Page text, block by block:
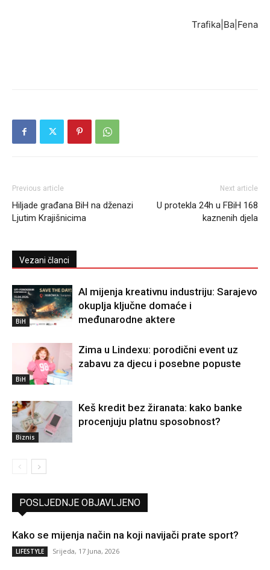
Trafika|Ba|Fena
Previous article
Hiljade građana BiH na dženazi
Ljutim Krajišnicima
Next article
U protekla 24h u FBiH 168
kaznenih djela
Vezani članci
BiH
AI mijenja kreativnu industriju: Sarajevo
okuplja ključne domaće i
međunarodne aktere
BiH
Zima u Lindexu: porodični event uz
zabavu za djecu i posebne popuste
Biznis
Keš kredit bez žiranata: kako banke
procenjuju platnu sposobnost?
POSLJEDNJE OBJAVLJENO
Kako se mijenja način na koji navijači prate sport?
LIFESTYLE Srijeda, 17 Juna, 2026